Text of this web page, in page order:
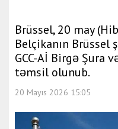
Brüssel, 20 may
Belçikanın
GCC-Aİ Birgə Şura
təmsil olunub.
20 Mayıs 2026 15:05